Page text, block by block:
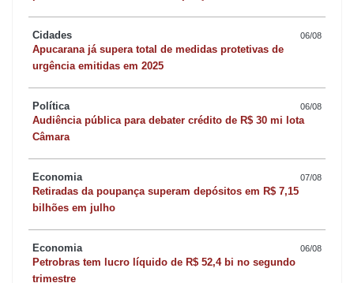
desceu rapidamente e entrou em uma mata fechada. A equipe
tentou abordá-lo. Nesse momento, o suspeito atirou quatro vezes
contra os policiais.
A equipe revidou e aguardou reforço para entrar na mata. Mesmo
com cerco e buscas, o motorista não foi localizado. Na
abandonado após o motorista fugir para a mata. A Hilux vermelha
foi abordada próximo ao município de Cruzmaltina, com dois
ocupantes, que foram presos.
O motorista que atirou nos policiais também foi preso horas.
Cidades 06/08
Apucarana já supera total de medidas protetivas de
urgência emitidas em 2025
Política 06/08
Audiência pública para debater crédito de R$ 30 mi lota
Câmara
Economia 07/08
Retiradas da poupança superam depósitos em R$ 7,15
bilhões em julho
Economia 06/08
Petrobras tem lucro líquido de R$ 52,4 bi no segundo
trimestre